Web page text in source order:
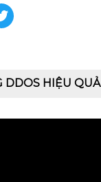
DDOS HIỆU QUẢ